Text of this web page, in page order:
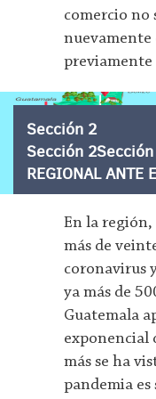
comercio no
nuevamente
previamente
Sección 2
Sección 2Sección
REGIONAL ANTE
En la región,
más de
coronavirus
ya más de
Guatemala
exponencial
más se ha
pandemia es